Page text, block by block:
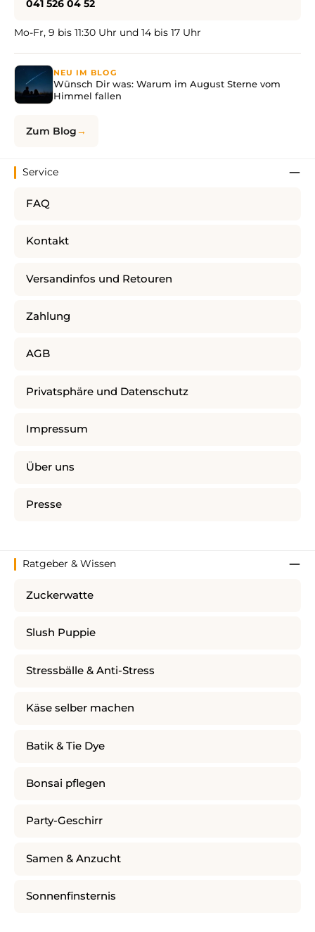
041 526 04 52
Mo-Fr, 9 bis 11:30 Uhr und 14 bis 17 Uhr
NEU IM BLOG
Wünsch Dir was: Warum im August Sterne vom
Himmel fallen
Zum Blog
Service
FAQ
Kontakt
Versandinfos und Retouren
Zahlung
AGB
Privatsphäre und Datenschutz
Impressum
Über uns
Presse
Ratgeber & Wissen
Zuckerwatte
Slush Puppie
Stressbälle & Anti-Stress
Käse selber machen
Batik & Tie Dye
Bonsai pflegen
Party-Geschirr
Samen & Anzucht
Sonnenfinsternis